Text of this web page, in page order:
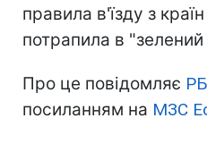
правила в'їзду з
потрапила в "зелений
Про це повідомляє
посиланням на МЗС